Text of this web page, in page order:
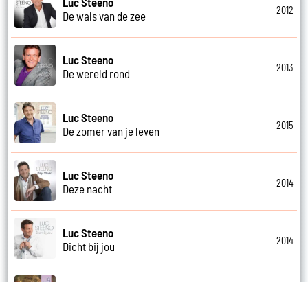
De wals van de zee
2012
Luc Steeno
De wereld rond
2013
Luc Steeno
De zomer van je leven
2015
Luc Steeno
Deze nacht
2014
Luc Steeno
Dicht bij jou
2014